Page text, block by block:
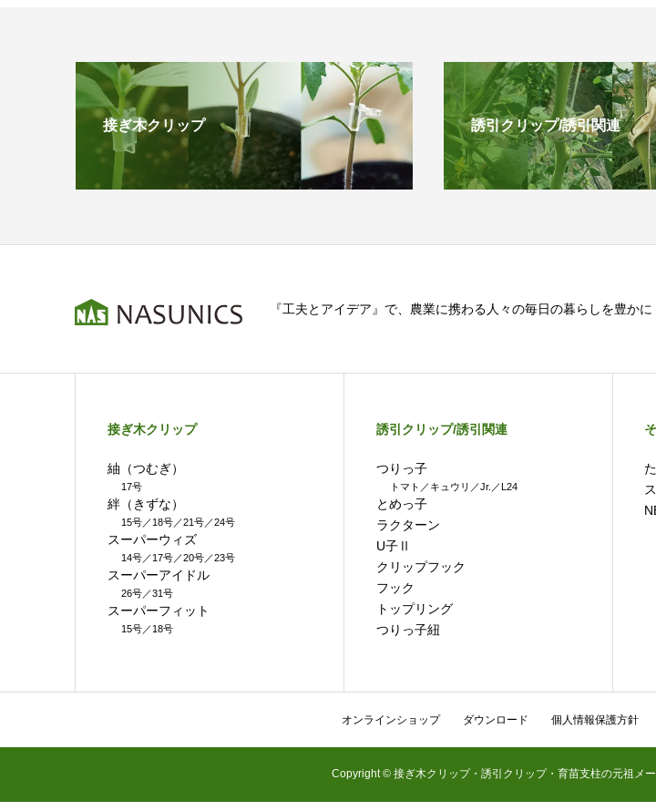
接ぎ木クリップ 誘引クリップ/誘引関連
『工夫とアイデア』で、農業に携わる人々の毎日の暮らしを豊かに
接ぎ木クリップ
紬（つむぎ）
17号
絆（きずな）
15号／18号／21号／24号
スーパーウィズ
14号／17号／20号／23号
スーパーアイドル
26号／31号
スーパーフィット
15号／18号
誘引クリップ/誘引関連
つりっ子
トマト／キュウリ／Jr.／L24
とめっ子
ラクターン
U子Ⅱ
クリップフック
フック
トップリング
つりっ子紐
オンラインショップ ダウンロード 個人情報保護方針
Copyright © 接ぎ木クリップ・誘引クリップ・育苗支柱の元祖メ